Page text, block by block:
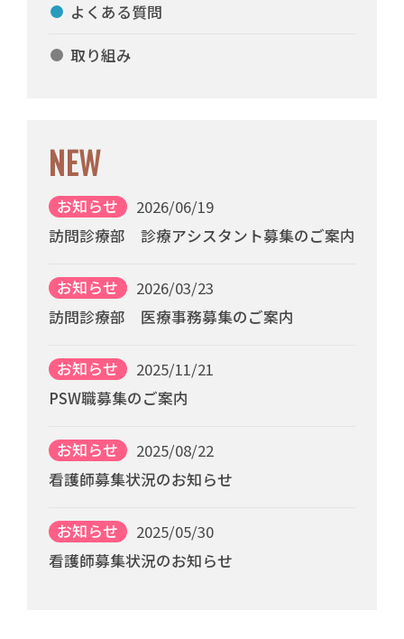
よくある質問
取り組み
NEW
お知らせ
2026/06/19
訪問診療部 診療アシスタント募集のご案内
お知らせ
2026/03/23
訪問診療部 医療事務募集のご案内
お知らせ
2025/11/21
PSW職募集のご案内
お知らせ
2025/08/22
看護師募集状況のお知らせ
お知らせ
2025/05/30
看護師募集状況のお知らせ